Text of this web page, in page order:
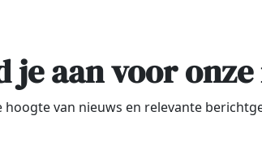
je aan voor
hoogte van nieuws en relevante